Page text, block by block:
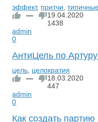
эффект, притчи ,
—
19.04.2020
1438
admin
0
АнтиЦель по
цель целократия
—
18.03.2020
447
admin
0
Как создать